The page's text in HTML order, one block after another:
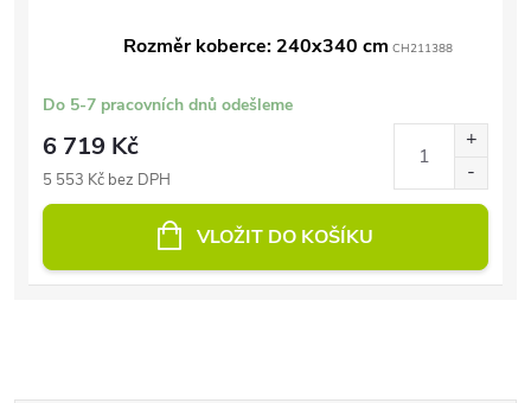
Rozměr koberce: 240x340 cm CH211388
Do 5-7 pracovních dnů odešleme
6 719 Kč
5 553 Kč bez DPH
VLOŽIT DO KOŠÍKU